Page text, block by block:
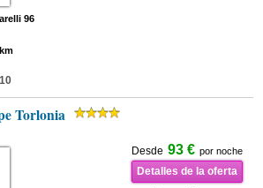
96
Torlonia
Desde 93 € por noche
Detalles de la oferta